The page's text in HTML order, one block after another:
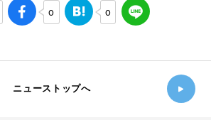
0 0
ニューストップへ